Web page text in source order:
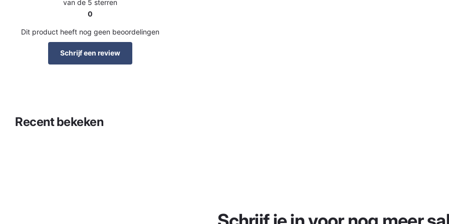
0
van de 5 sterren
Dit product heeft nog geen beoordelingen
Schrijf een review
Recent bekeken